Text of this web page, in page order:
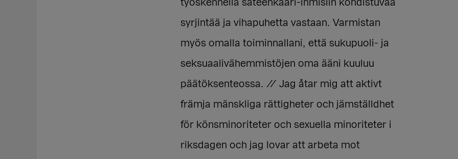
työskennellä sateenkaari-ihmisiin kohdistuvaa
syrjintää ja vihapuhetta vastaan. Varmistan
myös omalla toiminnallani, että sukupuoli- ja
seksuaalivähemmistöjen oma ääni kuuluu
päätöksenteossa. // Jag åtar mig att aktivt
främja mänskliga rättigheter och jämställdhet
för könsminoriteter och sexuella minoriteter i
riksdagen och jag lovar att arbeta mot